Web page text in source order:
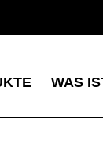
WAS